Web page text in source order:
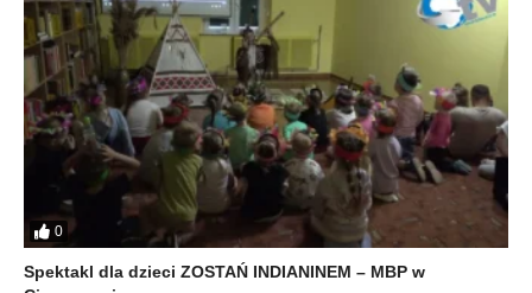
0
Spektakl dla dzieci ZOSTAŃ INDIANINEM – MBP w